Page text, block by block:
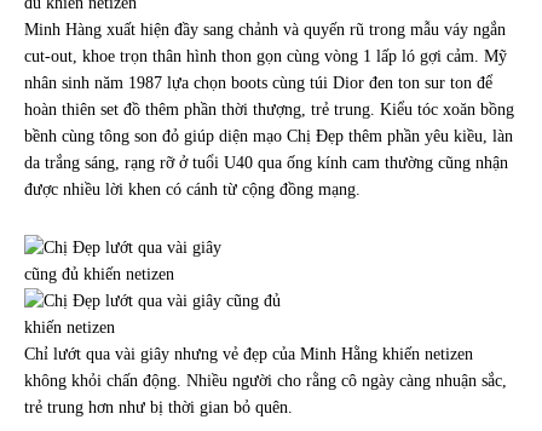
Minh Hàng xuất hiện đầy sang chảnh và quyến rũ trong mẫu váy ngắn
cut-out, khoe trọn thân hình thon gọn cùng vòng 1 lấp ló gợi cảm. Mỹ
nhân sinh năm 1987 lựa chọn boots cùng túi Dior đen ton sur ton để
hoàn thiên set đồ thêm phần thời thượng, trẻ trung. Kiểu tóc xoăn bồng
bềnh cùng tông son đỏ giúp diện mạo Chị Đẹp thêm phần yêu kiều, làn
da trắng sáng, rạng rỡ ở tuổi U40 qua ống kính cam thường cũng nhận
được nhiều lời khen có cánh từ cộng đồng mạng.
Chỉ lướt qua vài giây nhưng vẻ đẹp của Minh Hằng khiến netizen
không khỏi chấn động. Nhiều người cho rằng cô ngày càng nhuận sắc,
trẻ trung hơn như bị thời gian bỏ quên.